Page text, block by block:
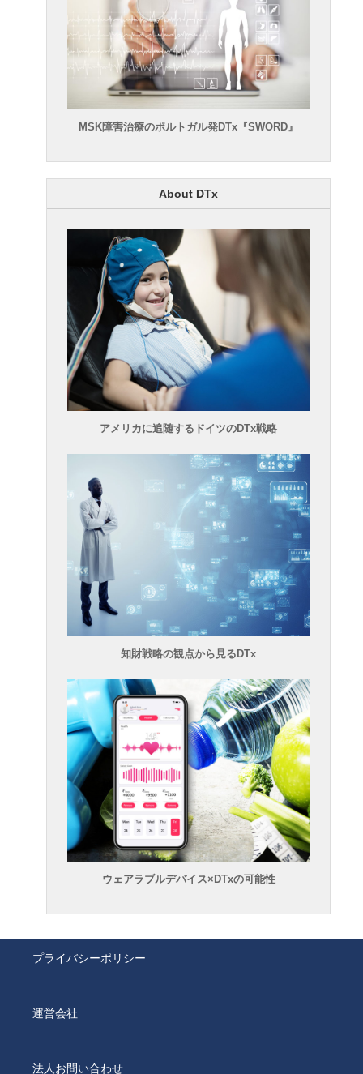
MSK障害治療のポルトガル発DTx『SWORD』
About DTx
アメリカに追随するドイツのDTx戦略
知財戦略の観点から見るDTx
ウェアラブルデバイス×DTxの可能性
プライバシーポリシー
運営会社
法人お問い合わせ